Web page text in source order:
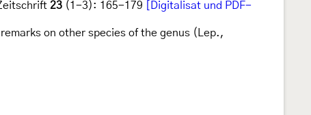
23 (1-3): 165-179
[Digitalisat und PDF-
on other species of the genus (Lep.,